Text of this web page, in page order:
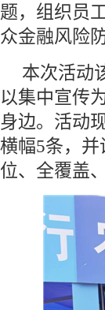
题，组织员
众金融风险
本次活动
以集中宣传
身边。活动
横幅5条，
位、全覆盖